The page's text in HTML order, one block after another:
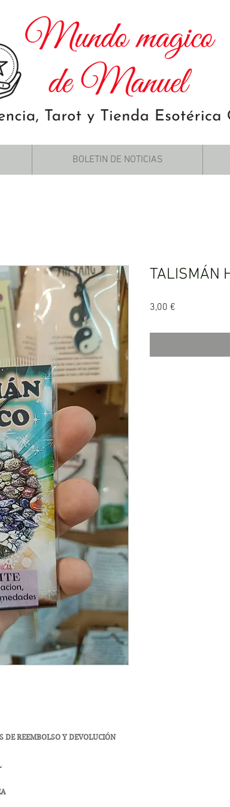
BOLETIN DE NOTICIAS
TALISMÁN
3,00 €
DE REEMBOLSO Y DEVOLUCIÓN